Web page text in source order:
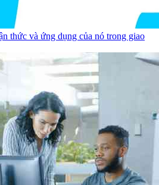
thức và ứng dụng của nó trong giao